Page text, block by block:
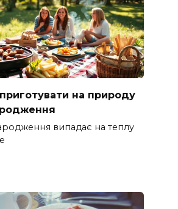
на природу
випадає на теплу